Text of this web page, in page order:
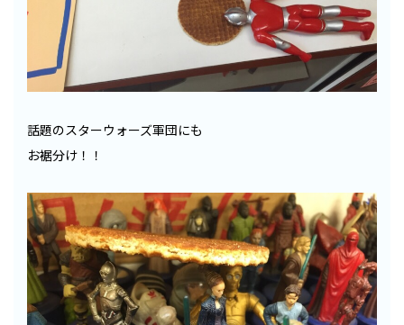
話題のスターウォーズ軍団にも
お裾分け！！